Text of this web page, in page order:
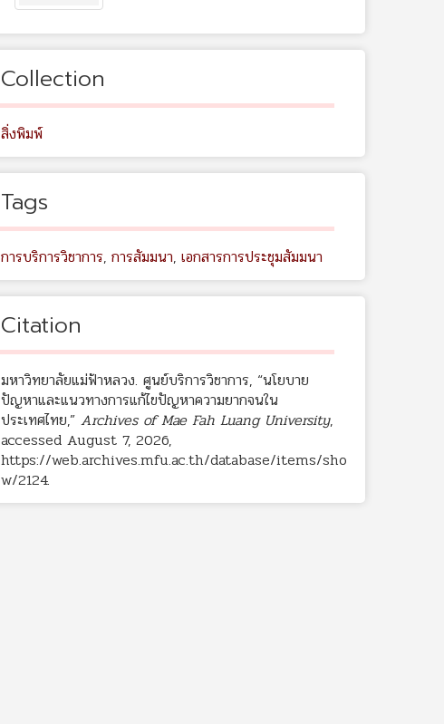
Collection
สิ่งพิมพ์
Tags
การบริการวิชาการ, การสัมมนา, เอกสารการประชุมสัมมนา
Citation
มหาวิทยาลัยแม่ฟ้าหลวง. ศูนย์บริการวิชาการ, “นโยบาย
ปัญหาและแนวทางการแก้ไขปัญหาความยากจนใน
ประเทศไทย,” Archives of Mae Fah Luang University,
accessed August 7, 2026,
https://web.archives.mfu.ac.th/database/items/sho
w/2124.